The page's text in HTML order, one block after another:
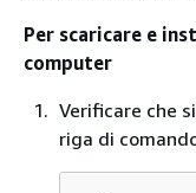
Per scaricare e
computer
Verificare che
riga di